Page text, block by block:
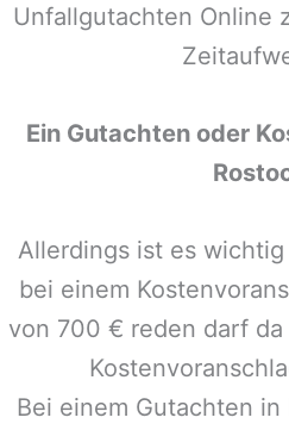
Unfallgutachten Online
Ein Gutachten oder
Allerdings ist es
bei einem
von 700 € reden darf
Bei einem Gutachten in